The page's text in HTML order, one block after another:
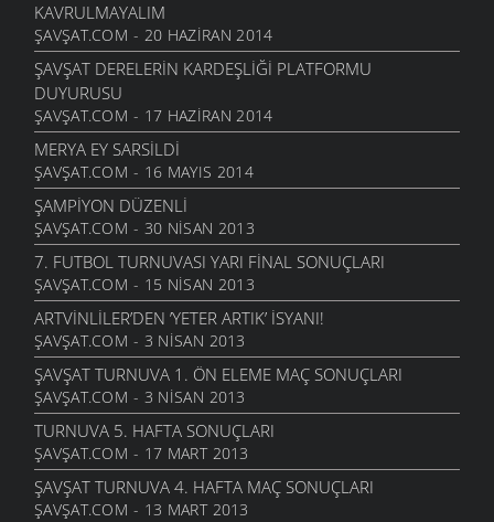
KAVRULMAYALIM
ŞAVŞAT.COM - 20 HAZIRAN 2014
ŞAVŞAT DERELERIN KARDEŞLIĞI PLATFORMU
DUYURUSU
ŞAVŞAT.COM - 17 HAZIRAN 2014
MERYA EY SARSILDI
ŞAVŞAT.COM - 16 MAYIS 2014
ŞAMPIYON DÜZENLI
ŞAVŞAT.COM - 30 NISAN 2013
7. FUTBOL TURNUVASI YARI FINAL SONUÇLARI
ŞAVŞAT.COM - 15 NISAN 2013
ARTVINLILER’DEN ’YETER ARTIK’ ISYANI!
ŞAVŞAT.COM - 3 NISAN 2013
ŞAVŞAT TURNUVA 1. ÖN ELEME MAÇ SONUÇLARI
ŞAVŞAT.COM - 3 NISAN 2013
TURNUVA 5. HAFTA SONUÇLARI
ŞAVŞAT.COM - 17 MART 2013
ŞAVŞAT TURNUVA 4. HAFTA MAÇ SONUÇLARI
ŞAVŞAT.COM - 13 MART 2013